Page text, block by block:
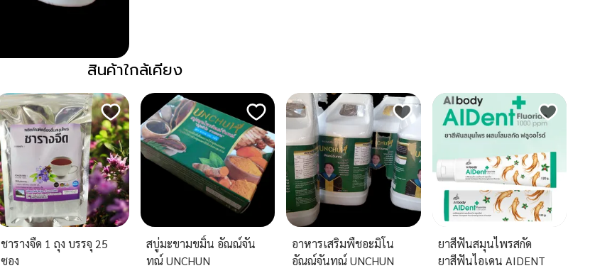
สินค้าใกล้เคียง
ชารางจืด 1 ถุง บรรจุ 25
ซอง
สบู่มะขามขมิ้น อัณณ์จัน
ทณ์ UNCHUN
อาหารเสริมพืชอะมิโน
อัณณ์จันทณ์ UNCHUN
ยาสีฟันสมุนไพรสกัด
ยาสีฟันไอเดน AIDENT